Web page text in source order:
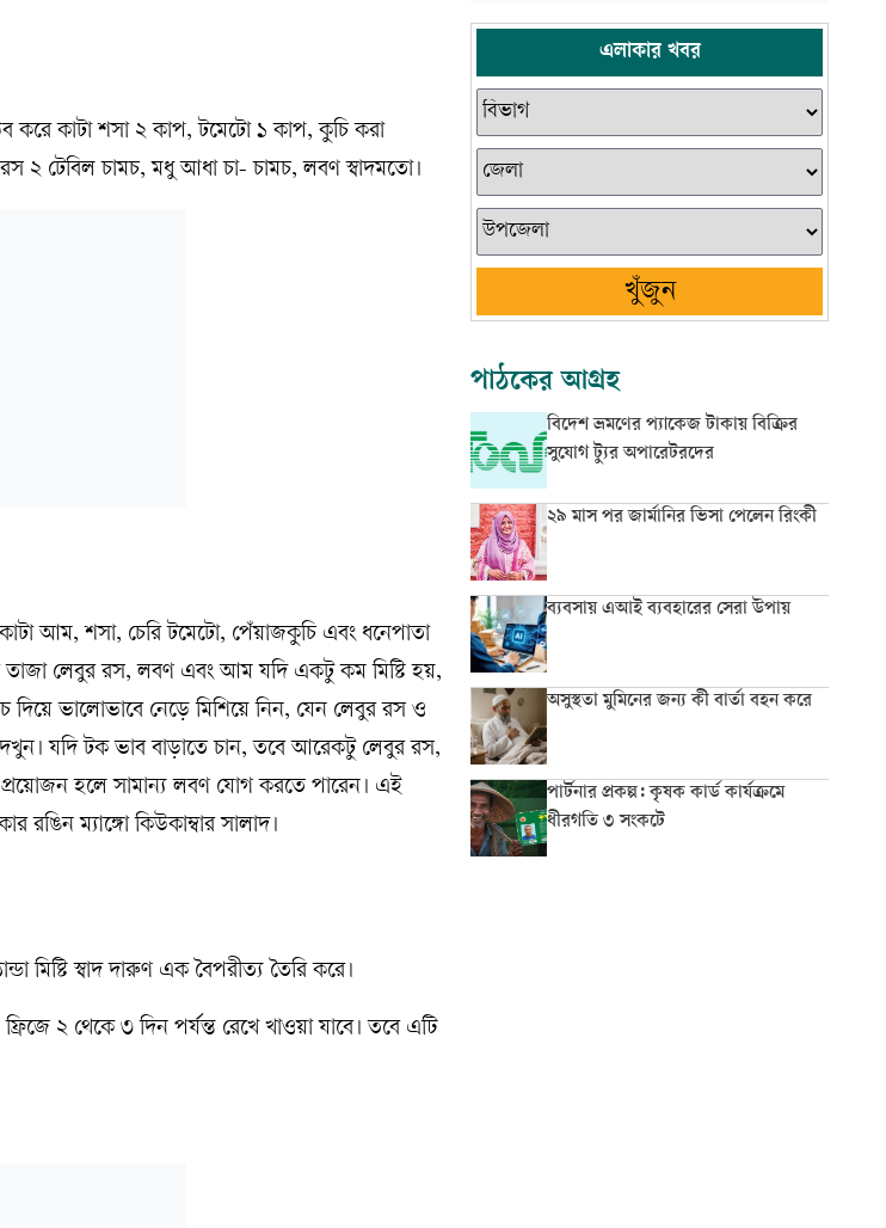
কাটা শসা ২ কাপ, টমেটো ১ কাপ, কুচি করা
২ টেবিল চামচ, মধু আধা চা- চামচ, লবণ স্বাদমতো।
আম, শসা, চেরি টমেটো, পেঁয়াজকুচি এবং ধনেপাতা
তাজা লেবুর রস, লবণ এবং আম যদি একটু কম মিষ্টি হয়,
দিয়ে ভালোভাবে নেড়ে মিশিয়ে নিন, যেন লেবুর রস ও
যদি টক ভাব বাড়াতে চান, তবে আরেকটু লেবুর রস,
প্রয়োজন হলে সামান্য লবণ যোগ করতে পারেন। এই
রঙিন ম্যাঙ্গো কিউকাম্বার সালাদ।
মিষ্টি স্বাদ দারুণ এক বৈপরীত্য তৈরি করে।
২ থেকে ৩ দিন পর্যন্ত রেখে খাওয়া যাবে। তবে এটি
এলাকার খবর
খুঁজুন
পাঠকের আগ্রহ
বিদেশ ভ্রমণের প্যাকেজ টাকায় বিক্রির
সুযোগ ট্যুর অপারেটরদের
২৯ মাস পর জার্মানির ভিসা পেলেন রিংকী
ব্যবসায় এআই ব্যবহারের সেরা উপায়
অসুস্থতা মুমিনের জন্য কী বার্তা বহন করে
পার্টনার প্রকল্প: কৃষক কার্ড কার্যক্রমে
ধীরগতি ৩ সংকটে